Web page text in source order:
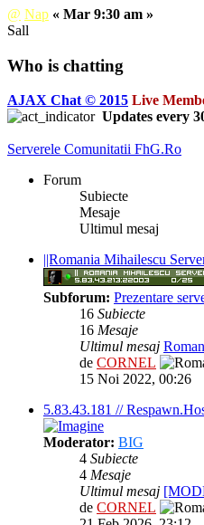
@ Nap « Mar 9:30 am »
Sall
Who is chatting
AJAX Chat © 2015 Live
Updates every
Serverele Comunitatii FhG.Ro
Forum
Subiecte
Mesaje
Ultimul mesaj
||Romania Mihailescu
Subforum: Prezentare
16 Subiecte
16 Mesaje
Ultimul mesaj
de CORNEL
15 Noi 2022, 00:26
5.83.43.181 //
Moderator: BIG
4 Subiecte
4 Mesaje
Ultimul mesaj
de CORNEL